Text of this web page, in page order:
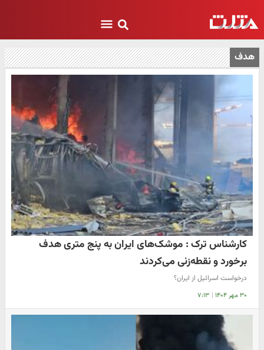
هدف
کارشناس ترک : موشک‌های ایران به پنج متری هدف
برخورد و نقطه‌زنی می‌کردند
درخواست اسرائیل از ایران؟
۳۰ مهر ۱۴۰۴ | ۷:۱۳